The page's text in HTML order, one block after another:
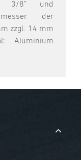
3/8" und
der
zzgl. 14 mm
Aluminium